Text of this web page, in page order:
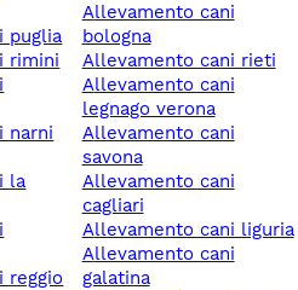
puglia
rimini
allevamento cani
bologna
allevamento cani rieti
allevamento cani
legnago verona
allevamento cani
savona
allevamento cani
cagliari
allevamento cani liguria
allevamento cani
galatina